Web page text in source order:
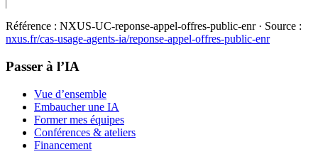
Référence : NXUS-UC-reponse-appel-offres-public-enr· Source :
nxus.fr/cas-usage-agents-ia/reponse-appel-offres-public-enr
Passer à l’IA
Vue d’ensemble
Embaucher une IA
Former mes équipes
Conférences & ateliers
Financement